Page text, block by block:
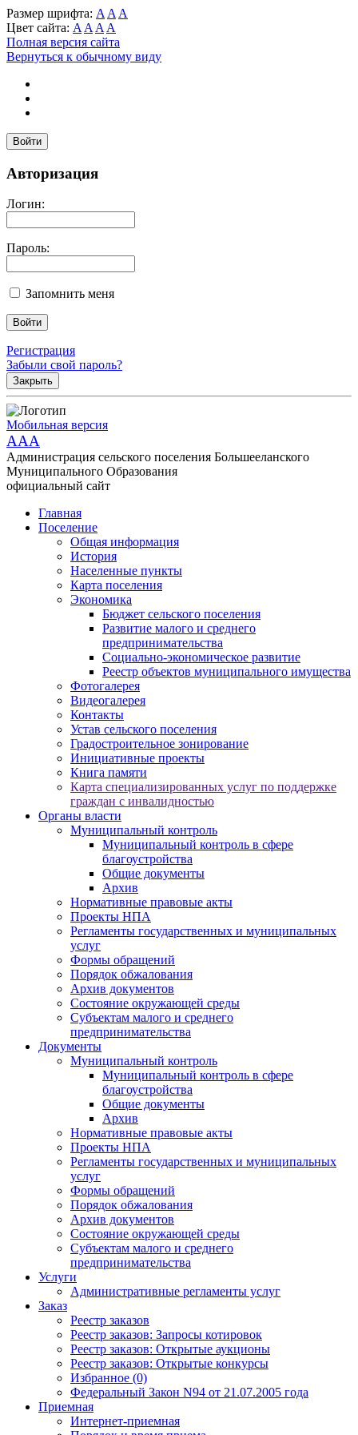
Размер шрифта: A A A
Цвет сайта: A A A A
Полная версия сайта
Вернуться к обычному виду
Войти
Авторизация
Логин:
Пароль:
Запомнить меня
Регистрация
Забыли свой пароль?
Закрыть
Мобильная версия
AAA
Администрация сельского поселения Большееланского
Муниципального Образования
официальный сайт
Главная
Поселение
Общая информация
История
Населенные пункты
Карта поселения
Экономика
Бюджет сельского поселения
Развитие малого и среднего
предпринимательства
Социально-экономическое развитие
Реестр объектов муниципального имущества
Фотогалерея
Видеогалерея
Контакты
Устав сельского поселения
Градостроительное зонирование
Инициативные проекты
Книга памяти
Карта специализированных услуг по поддержке
граждан с инвалидностью
Органы власти
Муниципальный контроль
Муниципальный контроль в сфере
благоустройства
Общие документы
Архив
Нормативные правовые акты
Проекты НПА
Регламенты государственных и муниципальных
услуг
Формы обращений
Порядок обжалования
Архив документов
Состояние окружающей среды
Субъектам малого и среднего
предпринимательства
Документы
Муниципальный контроль
Муниципальный контроль в сфере
благоустройства
Общие документы
Архив
Нормативные правовые акты
Проекты НПА
Регламенты государственных и муниципальных
услуг
Формы обращений
Порядок обжалования
Архив документов
Состояние окружающей среды
Субъектам малого и среднего
предпринимательства
Услуги
Административные регламенты услуг
Заказ
Реестр заказов
Реестр заказов: Запросы котировок
Реестр заказов: Открытые аукционы
Реестр заказов: Открытые конкурсы
Избранное (0)
Федеральный Закон N94 от 21.07.2005 года
Приемная
Интернет-приемная